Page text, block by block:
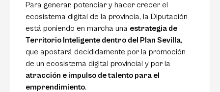
Para generar, potenciar y hacer crecer el
ecosistema digital de la provincia, la Diputación
está poniendo en marcha una estrategia de
Territorio Inteligente dentro del Plan Sevilla,
que apostará decididamente por la promoción
de un ecosistema digital provincial y por la
atracción e impulso de talento para el
emprendimiento.